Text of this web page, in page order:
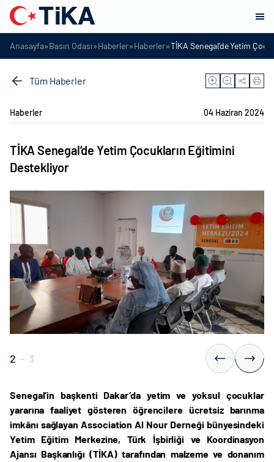
Anasayfa»Basın Odası»Haberler»Haberler»TİKA Senegal’de Yetim
Tüm Haberler
Haberler 04 Haziran 2024
TİKA Senegal’de Yetim Çocukların Eğitimini
Destekliyor
2 - 3
Senegal’in başkenti Dakar’da yetim ve yoksul çocuklar
yararına faaliyet gösteren öğrencilere ücretsiz barınma
imkânı sağlayan Association Al Nour Derneği bünyesindeki
Yetim Eğitim Merkezine, Türk İşbirliği ve Koordinasyon
Ajansı Başkanlığı (TİKA) tarafından malzeme ve donanım